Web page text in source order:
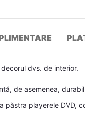
dvs. de interior.
de asemenea,
playerele DVD,